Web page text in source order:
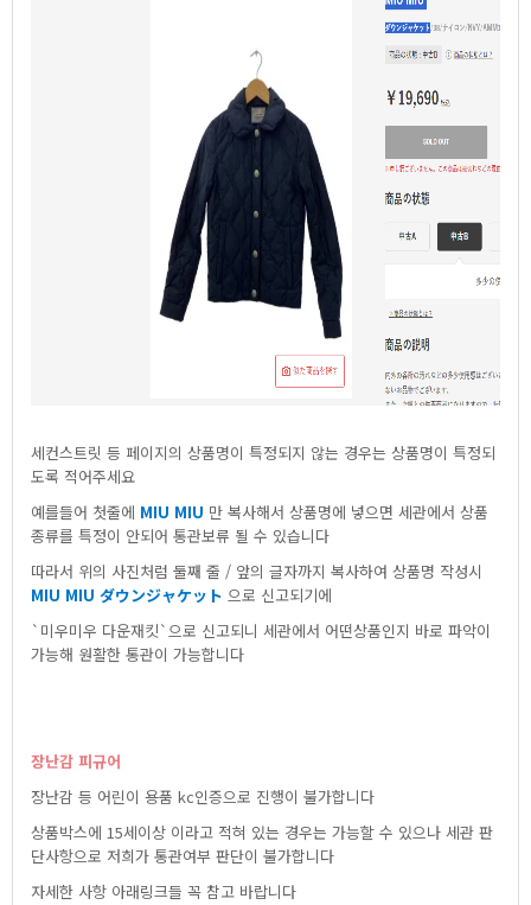
세컨스트릿등페이지의상품명이특정되지않는경우는상품명이특정되
도록적어주세요
예를들어첫줄에 MIUMIU 만복사해서상품명에넣으면세관에서상품
종류를특정이안되어통관보류될수있습니다
따라서위의사진처럼둘째줄/앞의글자까지복사하여상품명작성시
MIUMIUダウンジャケット 으로신고되기에
`미우미우다운재킷`으로신고되니세관에서어떤상품인지바로파악이
가능해원활한통관이가능합니다
장난감피규어
장난감등어린이용품kc인증으로진행이불가합니다
상품박스에15세이상이라고적혀있는경우는가능할수있으나세관판
단사항으로저희가통관여부판단이불가합니다
자세한사항아래링크들꼭참고바랍니다